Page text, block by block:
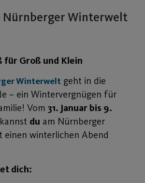
Nürnberger Winterwelt
für Groß und Klein
Winterwelt geht in die
– ein Wintervergnügen für
Vom 31. Januar bis 9.
kannst du am Nürnberger
einen winterlichen Abend
dich: